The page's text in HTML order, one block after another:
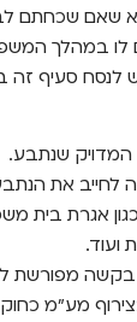
שאם שכחתם
לו במהלך
לנסח סעיף זה
המדויק שנתבע.
לחייב את
כגון אגרת בית
ועוד.
בקשה מפורשת
מע"מ